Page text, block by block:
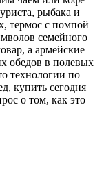
рыбака и
термос с помпой
семейного
а армейские
обедов в полевых
технологии по
купить сегодня
о том, как это